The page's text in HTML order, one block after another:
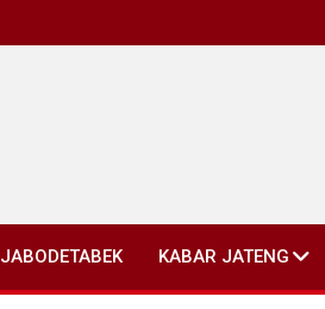
JABODETABEK KABAR JATENG